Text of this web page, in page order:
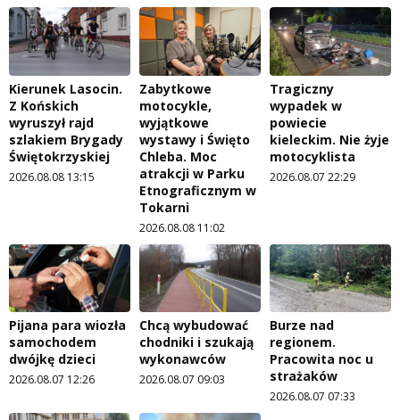
Kierunek Lasocin.
Z Końskich
wyruszył rajd
szlakiem Brygady
Świętokrzyskiej
2026.08.08 13:15
Zabytkowe
motocykle,
wyjątkowe
wystawy i Święto
Chleba. Moc
atrakcji w Parku
Etnograficznym w
Tokarni
2026.08.08 11:02
Tragiczny
wypadek w
powiecie
kieleckim. Nie żyje
motocyklista
2026.08.07 22:29
Pijana para wiozła
samochodem
dwójkę dzieci
2026.08.07 12:26
Chcą wybudować
chodniki i szukają
wykonawców
2026.08.07 09:03
Burze nad
regionem.
Pracowita noc u
strażaków
2026.08.07 07:33